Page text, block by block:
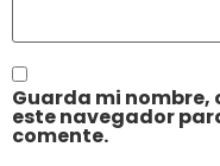
Guarda mi nombre,
este navegador
comente.